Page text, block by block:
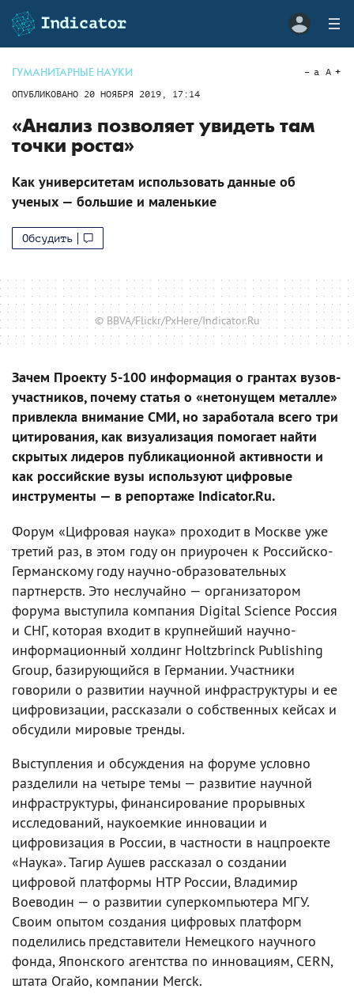
ГУМАНИТАРНЫЕ НАУКИ
ОПУБЛИКОВАНО 20 НОЯБРЯ 2019, 17:14
a A
«Анализ позволяет увидеть там
точки роста»
Как университетам использовать данные об
ученых — большие и маленькие
Обсудить
© BBVA/Flickr/PxHere/Indicator.Ru
Зачем Проекту 5-100 информация о грантах вузов-
участников, почему статья о «нетонущем металле»
привлекла внимание СМИ, но заработала всего три
цитирования, как визуализация помогает найти
скрытых лидеров публикационной активности и
как российские вузы используют цифровые
инструменты — в репортаже Indicator.Ru.
Форум «Цифровая наука» проходит в Москве уже
третий раз, в этом году он приурочен к Российско-
Германскому году научно-образовательных
партнерств. Это неслучайно — организатором
форума выступила компания Digital Science Россия
и СНГ, которая входит в крупнейший научно-
информационный холдинг Holtzbrinck Publishing
Group, базирующийся в Германии. Участники
говорили о развитии научной инфраструктуры и ее
цифровизации, рассказали о собственных кейсах и
обсудили мировые тренды.
Выступления и обсуждения на форуме условно
разделили на четыре темы — развитие научной
инфраструктуры, финансирование прорывных
исследований, наукоемкие инновации и
цифровизация в России, в частности в нацпроекте
«Наука». Тагир Аушев рассказал о создании
цифровой платформы НТР России, Владимир
Воеводин — о развитии суперкомпьютера МГУ.
Своим опытом создания цифровых платформ
поделились представители Немецкого научного
фонда, Японского агентства по инновациям, CERN,
штата Огайо, компании Merck.